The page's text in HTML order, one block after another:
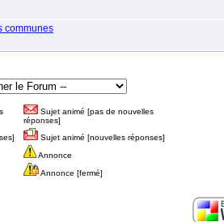
communes
Sujet animé [pas de nouvelles
réponses]
Sujet animé [nouvelles réponses]
Annonce
Annonce [fermé]